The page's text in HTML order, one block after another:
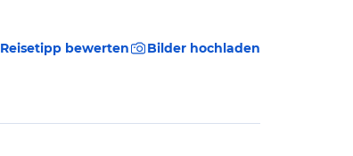
Reisetipp bewerten Bilder hochladen